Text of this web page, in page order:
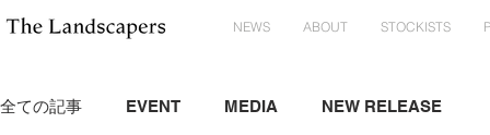
NEWS ABOUT STOCKISTS
全ての記事 EVENT MEDIA NEW RELEASE